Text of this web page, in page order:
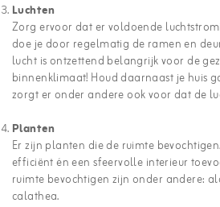
Luchten
Zorg ervoor dat er voldoende
doe je door regelmatig de ramen en
lucht is ontzettend belangrijk voor de
binnenklimaat! Houd daarnaast je huis
zorgt er onder andere ook voor dat de
Planten
Er zijn planten die de ruimte
efficiënt én een sfeervolle interieur
ruimte bevochtigen zijn onder andere:
calathea.